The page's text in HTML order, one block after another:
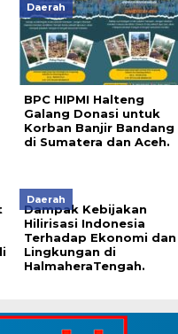
Daerah
BPC HIPMI Halteng
Galang Donasi untuk
Korban Banjir Bandang
di Sumatera dan Aceh.
Daerah
Dampak Kebijakan
Hilirisasi Indonesia
Terhadap Ekonomi dan
Lingkungan di
HalmaheraTengah.